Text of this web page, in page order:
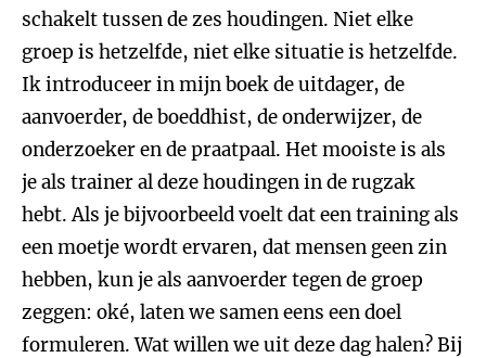
schakelt tussen de zes houdingen. Niet elke
groep is hetzelfde, niet elke situatie is hetzelfde.
Ik introduceer in mijn boek de uitdager, de
aanvoerder, de boeddhist, de onderwijzer, de
onderzoeker en de praatpaal. Het mooiste is als
je als trainer al deze houdingen in de rugzak
hebt. Als je bijvoorbeeld voelt dat een training als
een moetje wordt ervaren, dat mensen geen zin
hebben, kun je als aanvoerder tegen de groep
zeggen: oké, laten we samen eens een doel
formuleren. Wat willen we uit deze dag halen? Bij